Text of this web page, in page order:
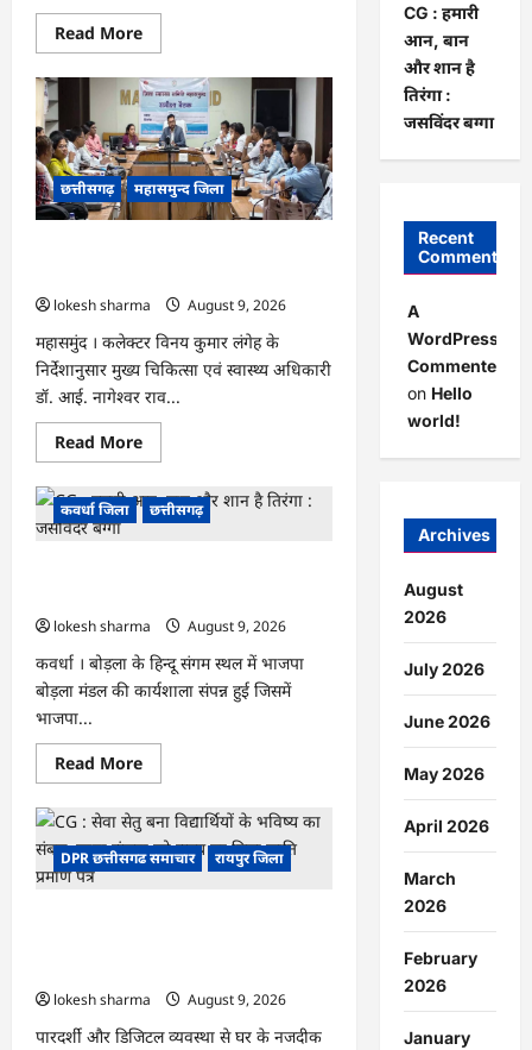
Read MoreRead
more
CG
:
आकाशीय
बिजली
का
कहर,
खेत
से
लौट
छत्तीसगढ़ महासमुन्द जिला
lokesh sharma
August 9, 2026
महासमुंद । कलेक्टर विनय कुमार लंगेह के
निर्देशानुसार मुख्य चिकित्सा एवं स्वास्थ्य अधिकारी
डॉ. आई. नागेश्वर राव...
Read MoreRead
more
:
राष्ट्रीय
को,
अगस्त
को
होगा
राउंड…
कवर्धा जिला छत्तीसगढ़
lokesh sharma
August 9, 2026
कवर्धा । बोड़ला के हिन्दू संगम स्थल में भाजपा
बोड़ला मंडल की कार्यशाला संपन्न हुई जिसमें
भाजपा...
Read MoreRead
more
:
हमारी
आन,
बान
बग्गा
DPR छत्तीसगढ समाचार रायपुर जिला
lokesh sharma
August 9, 2026
पारदर्शी और डिजिटल व्यवस्था से घर के नजदीक
CG : हमारी
आन, बान
और शान है
तिरंगा :
जसविंदर बग्गा
Recent
Comments
A
WordPress
Commenter
on Hello
world!
Archives
August
2026
July 2026
June 2026
May 2026
April 2026
March
2026
February
2026
January